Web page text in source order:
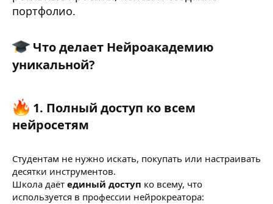
портфолио.
Что делает Нейроакадемию
уникальной?​
1. Полный доступ ко всем
нейросетям
Студентам не нужно искать, покупать или настраивать
десятки инструментов.
Школа даёт единый доступ ко всему, что
используется в профессии нейрокреатора: